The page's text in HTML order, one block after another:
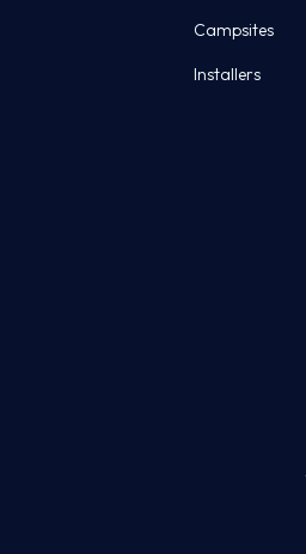
Campsites
Installers